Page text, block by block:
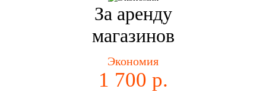
За аренду
магазинов
Экономия
1 700 р.